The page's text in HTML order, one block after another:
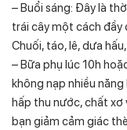
– Buổi sáng: Đây là
trái cây một cách đầy
Chuối, táo, lê, dưa
– Bữa phụ lúc 10h
không nạp nhiều
hấp thu nước, chất xơ
bạn giảm cảm giác